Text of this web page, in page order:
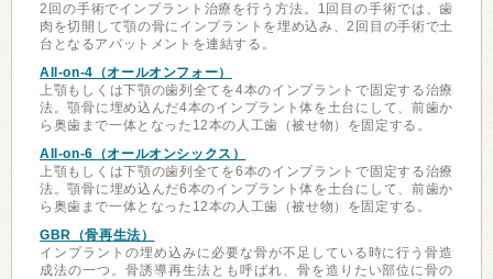
2回の手術でインプラント治療を行う方法。1回目の手術では、歯
肉を切開して顎の骨にインプラントを埋め込み、2回目の手術で土
台となるアバットメントを連結する。
All-on-4（オールオンフォー）
上顎もしくは下顎の歯列全てを4本のインプラントで固定する治療
法。顎骨に埋め込んだ4本のインプラント体を土台にして、前歯か
ら奥歯まで一体となった12本の人工歯（被せ物）を固定する。
All-on-6（オールオンシックス）
上顎もしくは下顎の歯列全てを6本のインプラントで固定する治療
法。顎骨に埋め込んだ6本のインプラント体を土台にして、前歯か
ら奥歯まで一体となった12本の人工歯（被せ物）を固定する。
GBR（骨再生法）
インプラントの埋め込みに必要な骨が不足している時に行う骨造
成法の一つ。骨誘導再生法とも呼ばれ、骨を造りたい部位に骨の